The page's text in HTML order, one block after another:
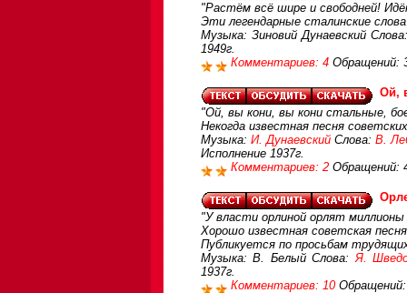
"Растём всё шире и свободней!
Эти легендарные сталинские
Музыка: Зиновий Дунаевский
1949г.
Комментариев: 4 Обращений:
Ой,
"Ой, вы кони, вы кони стальные,
Некогда известная песня
Музыка: И. Дунаевский Слова: В.
Исполнение 1937г.
Комментариев: 2 Обращений:
"У власти орлиной орлят
Хорошо известная советская
Публикуется по просьбам
Музыка: В. Белый Слова:Я.
1937г.
Комментариев: 10 Обращений: